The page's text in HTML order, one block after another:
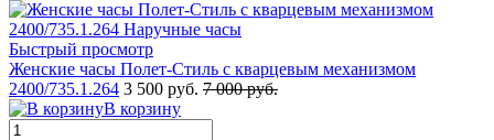
Быстрый просмотр
Женские часы Полет-Стиль с кварцевым механизмом
2400/735.1.264 3 500 руб. 7 000 руб.
В корзину